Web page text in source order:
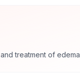
treatment of edema